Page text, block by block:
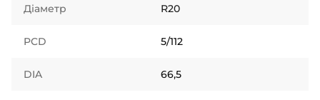
Діаметр R20
PCD 5/112
DIA 66,5